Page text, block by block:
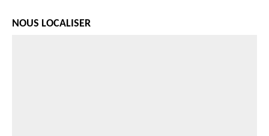
NOUS LOCALISER